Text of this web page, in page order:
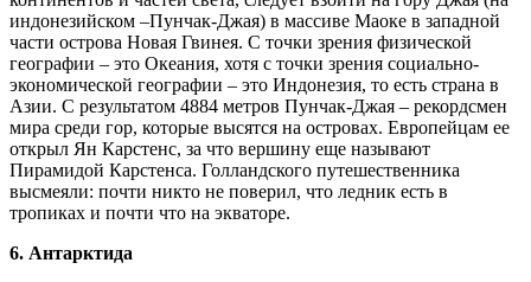
индонезийском –Пунчак-Джая) в массиве Маоке в западной
части острова Новая Гвинея. С точки зрения физической
географии – это Океания, хотя с точки зрения социально-
экономической географии – это Индонезия, то есть страна в
Азии. С результатом 4884 метров Пунчак-Джая – рекордсмен
мира среди гор, которые высятся на островах. Европейцам ее
открыл Ян Карстенс, за что вершину еще называют
Пирамидой Карстенса. Голландского путешественника
высмеяли: почти никто не поверил, что ледник есть в
тропиках и почти что на экваторе.
6. Антарктида